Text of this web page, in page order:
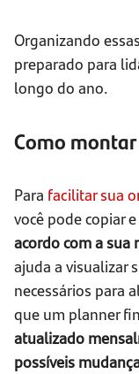
Organizando
preparado para
longo do ano.
Como
Para facilitar sua
você pode copiar e
acordo com a sua
ajuda a visualizar
necessários para
que um planner
atualizado
possíveis